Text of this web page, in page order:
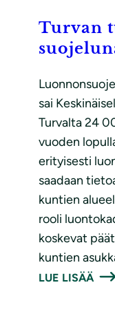
Turvan
sai
Turvalta­ 24
vuoden
erityisesti
saadaan
kuntien
rooli
koskevat
kuntien
LUE LISÄÄ